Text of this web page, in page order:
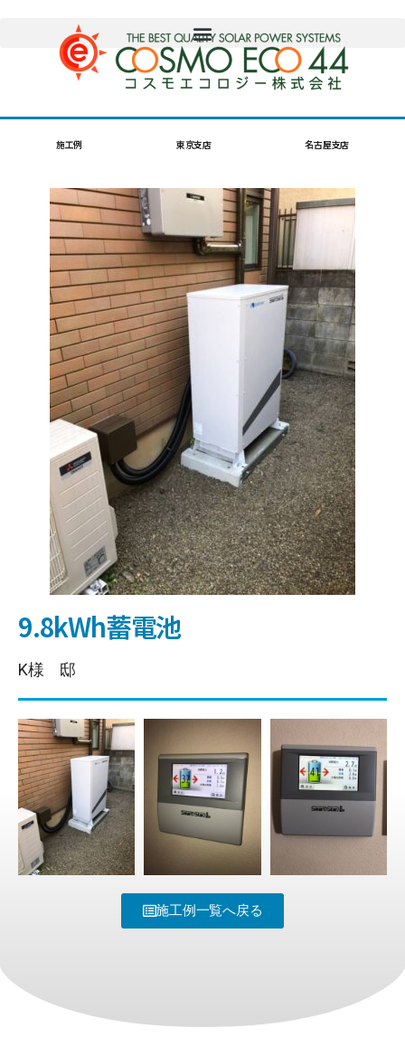
施工例 東京支店 名古屋支店
9.8kWh蓄電池
K様 邸
施工例一覧へ戻る